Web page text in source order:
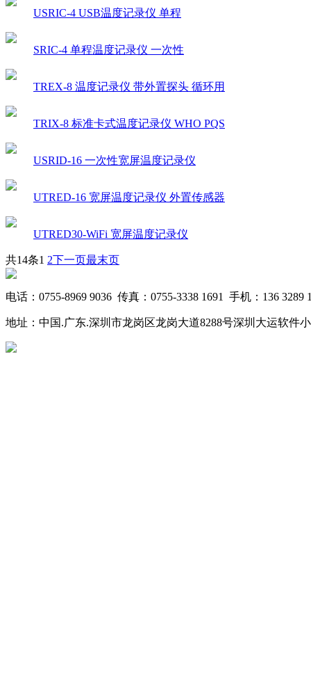
USRIC-4 USB温度记录仪 单程
SRIC-4 单程温度记录仪 一次性
TREX-8 温度记录仪 带外置探头 循环用
TRIX-8 标准卡式温度记录仪 WHO PQS
USRID-16 一次性宽屏温度记录仪
UTRED-16 宽屏温度记录仪 外置传感器
UTRED30-WiFi 宽屏温度记录仪
共14条1 2下一页最末页
电话：0755-8969 9036 传真：0755-3338 1691 手机：136 3289
地址：中国.广东.深圳市龙岗区龙岗大道8288号深圳大运软件